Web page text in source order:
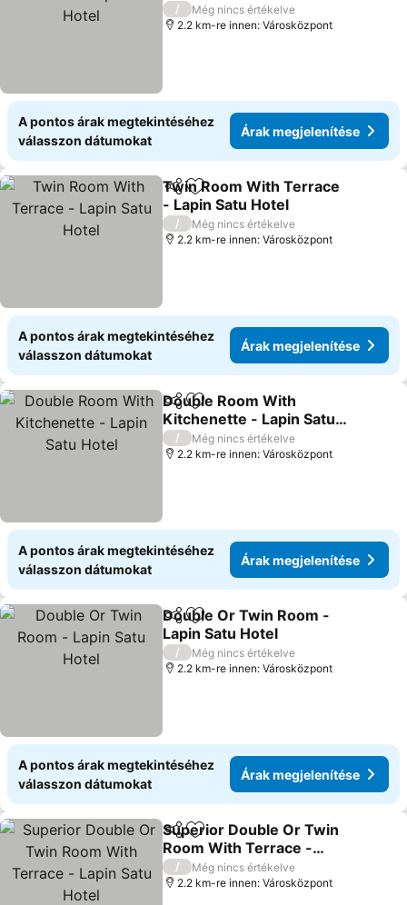
/
Még nincs értékelve
2.2 km-re innen: Városközpont
A pontos árak megtekintéséhez
válasszon dátumokat
Árak megjelenítése
Megosztás
Hozzáadás a kedvencekhez
Twin Room With Terrace
- Lapin Satu Hotel
/
Még nincs értékelve
2.2 km-re innen: Városközpont
A pontos árak megtekintéséhez
válasszon dátumokat
Árak megjelenítése
Megosztás
Hozzáadás a kedvencekhez
Double Room With
Kitchenette - Lapin Satu
Hotel
/
Még nincs értékelve
2.2 km-re innen: Városközpont
A pontos árak megtekintéséhez
válasszon dátumokat
Árak megjelenítése
Megosztás
Hozzáadás a kedvencekhez
Double Or Twin Room -
Lapin Satu Hotel
/
Még nincs értékelve
2.2 km-re innen: Városközpont
A pontos árak megtekintéséhez
válasszon dátumokat
Árak megjelenítése
Megosztás
Hozzáadás a kedvencekhez
Superior Double Or Twin
Room With Terrace -
Lapin Satu Hotel
/
Még nincs értékelve
2.2 km-re innen: Városközpont